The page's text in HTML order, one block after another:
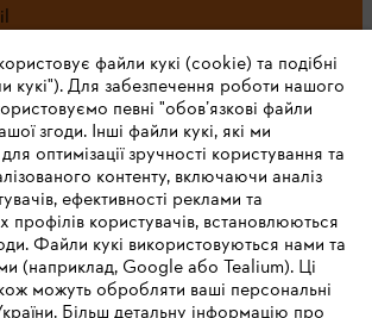
Зареєструватись зараз
#STIHL
файли кукі (cookie) та подібні
кукі"). Для забезпечення роботи нашого
певні "обов’язкові файли
згоди. Інші файли кукі, які ми
оптимізації зручності користування та
контенту, включаючи аналіз
ефективності реклами та
профілів користувачів, встановлюються
Файли кукі використовуються нами та
(наприклад, Google або Tealium). Ці
можуть обробляти ваші персональні